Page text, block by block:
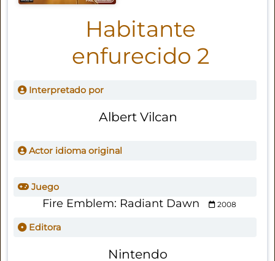
Habitante
enfurecido 2
Interpretado por
Albert Vilcan
Actor idioma original
Juego
Fire Emblem: Radiant Dawn 2008
Editora
Nintendo